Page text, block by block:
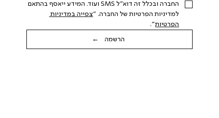
החברה ובכלל זה דוא"ל SMS ועוד. המידע ייאסף בהתאם
למדיניות הפרטיות של החברה. "
צפייה במדיניות
הפרטיות".
הרשמה ←